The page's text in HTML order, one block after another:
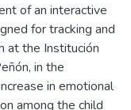
of an interactive
for tracking and
at the Institución
in the
in emotional
among the child